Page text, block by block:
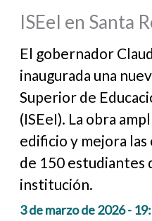
ISEeI en Santa
El gobernador
inaugurada una
Superior de
(ISEeI). La obra
edificio y mejora las
de 150 estudiantes
institución.
3 de marzo de 2026 -